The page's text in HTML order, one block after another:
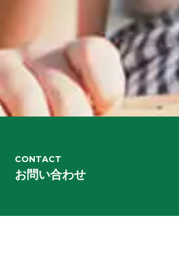
CONTACT
お問い合わせ